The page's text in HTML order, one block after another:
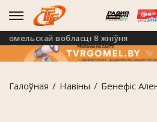
вобласці 8 жніўня
Галоўная Навiны Бенефіс